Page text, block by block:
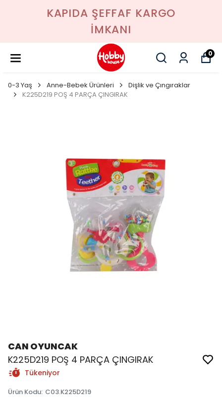
KAPIDA ŞEFFAF KARGO
İMKANI
0
0-3 Yaş Anne-Bebek Ürünleri
Dişlik ve Çıngıraklar
K225D219 POŞ 4 PARÇA ÇINGIRAK
CAN OYUNCAK
K225D219 POŞ 4 PARÇA ÇINGIRAK
Tükeniyor
Ürün Kodu: C03.K225D219